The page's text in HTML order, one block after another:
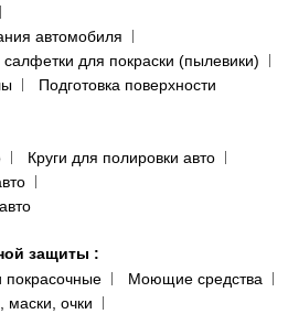
автомобиля
салфетки для покраски (пылевики)
Подготовка поверхности
Круги для полировки авто
защиты :
Моющие средства
маски, очки